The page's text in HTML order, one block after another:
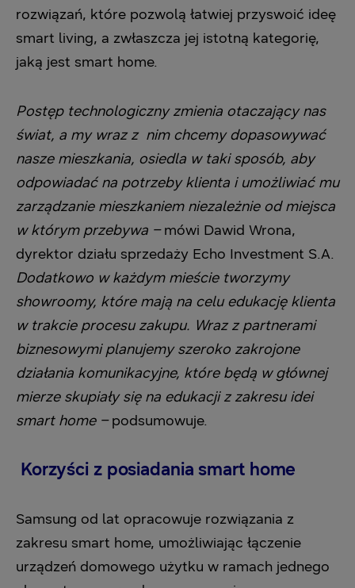
rozwiązań, które pozwolą łatwiej przyswoić ideę
smart living, a zwłaszcza jej istotną kategorię,
jaką jest smart home.
Postęp technologiczny zmienia otaczający nas
świat, a my wraz z nim chcemy dopasowywać
nasze mieszkania, osiedla w taki sposób, aby
odpowiadać na potrzeby klienta i umożliwiać mu
zarządzanie mieszkaniem niezależnie od miejsca
w którym przebywa –mówi Dawid Wrona,
dyrektor działu sprzedaży Echo Investment S.A.
Dodatkowo w każdym mieście tworzymy
showroomy, które mają na celu edukację klienta
w trakcie procesu zakupu. Wraz z partnerami
biznesowymi planujemy szeroko zakrojone
działania komunikacyjne, które będą w głównej
mierze skupiały się na edukacji z zakresu idei
smart home –podsumowuje.
Korzyści z posiadania smart home
Samsung od lat opracowuje rozwiązania z
zakresu smart home, umożliwiając łączenie
urządzeń domowego użytku w ramach jednego